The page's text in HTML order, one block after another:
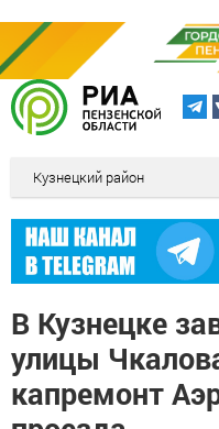
Кузнецкий район
В Кузнецке
улицы
капремонт